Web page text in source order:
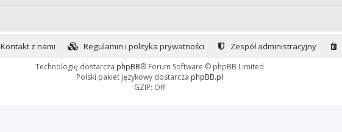
Zespół administracyjny
Regulamin i polityka prywatności
Kontakt z nami
Technologię dostarcza phpBB® Forum Software © phpBB Limited
Polski pakiet językowy dostarcza phpBB.pl
GZIP: Off